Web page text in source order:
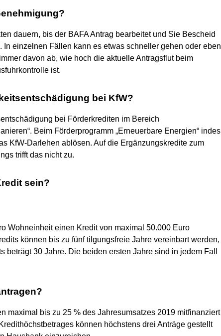
dauern, bis der BAFA Antrag bearbeitet und Sie Bescheid
einzelnen Fällen kann es etwas schneller gehen oder eben
davon ab, wie hoch die aktuelle Antragsflut beim
ist.
bei KfW?
bei Förderkrediten im Bereich
Beim Förderprogramm „Erneuerbare Energien“ indes
KfW-Darlehen ablösen. Auf die Ergänzungskredite zum
trifft das nicht zu.
sein?
Wohneinheit einen Kredit von maximal 50.000 Euro
können bis zu fünf tilgungsfreie Jahre vereinbart werden,
beträgt 30 Jahre. Die beiden ersten Jahre sind in jedem Fall
maximal bis zu 25 % des Jahresumsatzes 2019 mitfinanziert
können höchstens drei Anträge gestellt